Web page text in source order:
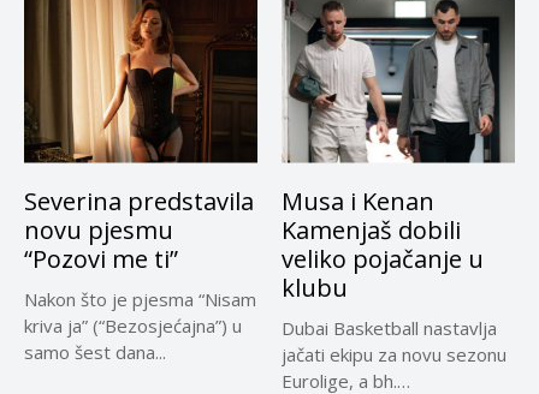
Severina predstavila
novu pjesmu
“Pozovi me ti”
Nakon što je pjesma “Nisam
kriva ja” (“Bezosjećajna”) u
samo šest dana...
Musa i Kenan
Kamenjaš dobili
veliko pojačanje u
klubu
Dubai Basketball nastavlja
jačati ekipu za novu sezonu
Eurolige, a bh.